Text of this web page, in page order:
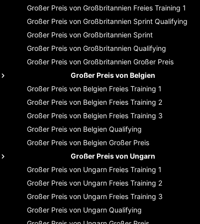
Großer Preis von Großbritannien Freies Training 1
Großer Preis von Großbritannien Sprint Qualifying
Großer Preis von Großbritannien Sprint
Großer Preis von Großbritannien Qualifying
Großer Preis von Großbritannien Großer Preis
Großer Preis von Belgien
Großer Preis von Belgien Freies Training 1
Großer Preis von Belgien Freies Training 2
Großer Preis von Belgien Freies Training 3
Großer Preis von Belgien Qualifying
Großer Preis von Belgien Großer Preis
Großer Preis von Ungarn
Großer Preis von Ungarn Freies Training 1
Großer Preis von Ungarn Freies Training 2
Großer Preis von Ungarn Freies Training 3
Großer Preis von Ungarn Qualifying